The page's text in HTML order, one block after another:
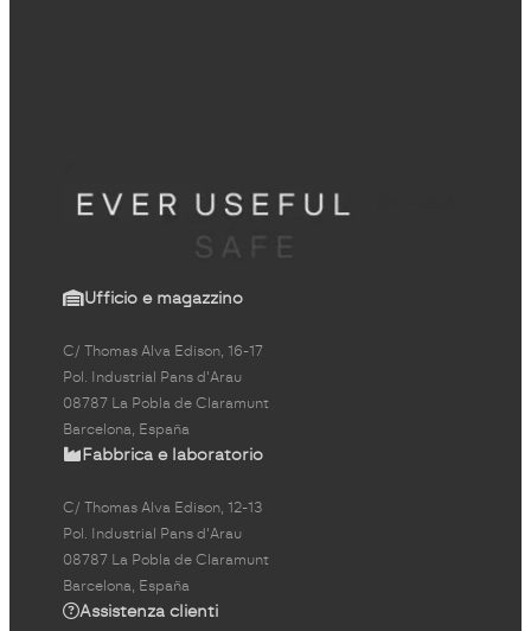
Ufficio e magazzino
C/ Thomas Alva Edison, 16-17
Pol. Industrial Pans d'Arau
08787 La Pobla de Claramunt
Barcelona, España
Fabbrica e laboratorio
C/ Thomas Alva Edison, 12-13
Pol. Industrial Pans d'Arau
08787 La Pobla de Claramunt
Barcelona, España
Assistenza clienti